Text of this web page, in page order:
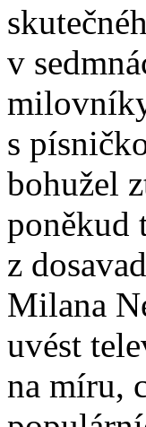
v
s
bohužel
poněkud
z
Milana
uvést
na míru,